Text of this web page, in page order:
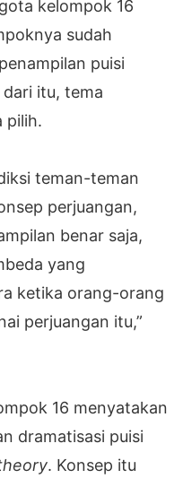
kelompok 16
sudah
puisi
itu, tema
pilih.
teman-teman
perjuangan,
benar saja,
yang
ketika orang-orang
perjuangan itu,”
16 menyatakan
dramatisasi puisi
. Konsep itu